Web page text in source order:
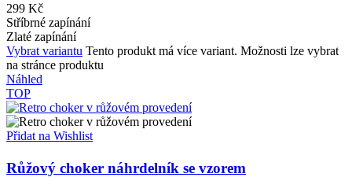
299 Kč
Stříbrné zapínání
Zlaté zapínání
Vybrat variantu Tento produkt má více variant. Možnosti lze vybrat
na stránce produktu
Náhled
TOP
Přidat na Wishlist
Růžový choker náhrdelník se vzorem